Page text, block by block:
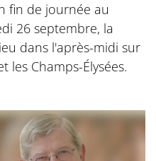
fin de journée au
26 septembre, la
dans l'après-midi sur
les Champs-Élysées.